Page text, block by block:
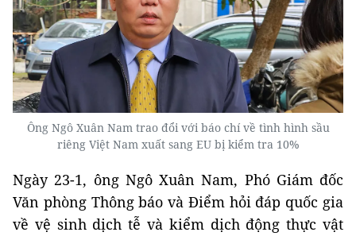
Ông Ngô Xuân Nam trao đổi với báo chí về tình hình sầu
riêng Việt Nam xuất sang EU bị kiểm tra 10%
Ngày 23-1, ông Ngô Xuân Nam, Phó Giám đốc
Văn phòng Thông báo và Điểm hỏi đáp quốc gia
về vệ sinh dịch tễ và kiểm dịch động thực vật